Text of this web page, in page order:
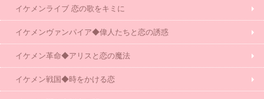
イケメンライブ 恋の歌をキミに
イケメンヴァンパイア◆偉人たちと恋の誘惑
イケメン革命◆アリスと恋の魔法
イケメン戦国◆時をかける恋